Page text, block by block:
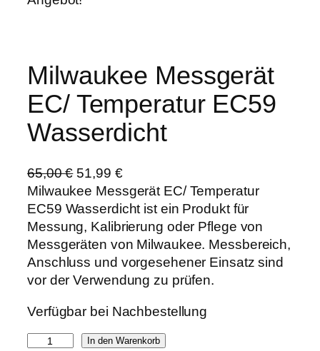
Milwaukee Messgerät
EC/ Temperatur EC59
Wasserdicht
65,00€ U
r
s
p
r
ü
n
l
51,99 €A
k
t
u
e
l
l
r
P
Milwaukee Messgerät EC/ Temperatur
EC59 Wasserdicht ist ein Produkt für
Messung, Kalibrierung oder Pflege von
Messgeräten von Milwaukee. Messbereich,
Anschluss und vorgesehener Einsatz sind
vor der Verwendung zu prüfen.
Verfügbar bei Nachbestellung
In den Warenkorb